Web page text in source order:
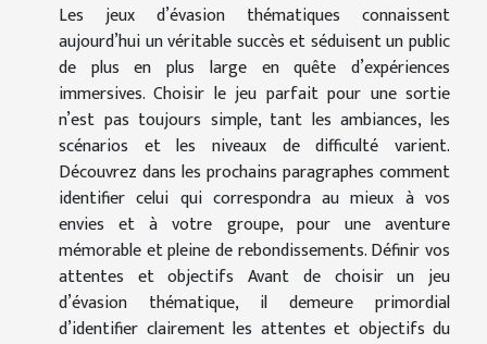
Les jeux d’évasion thématiques connaissent
aujourd’hui un véritable succès et séduisent un public
de plus en plus large en quête d’expériences
immersives. Choisir le jeu parfait pour une sortie
n’est pas toujours simple, tant les ambiances, les
scénarios et les niveaux de difficulté varient.
Découvrez dans les prochains paragraphes comment
identifier celui qui correspondra au mieux à vos
envies et à votre groupe, pour une aventure
mémorable et pleine de rebondissements. Définir vos
attentes et objectifs Avant de choisir un jeu
d’évasion thématique, il demeure primordial
d’identifier clairement les attentes et objectifs du